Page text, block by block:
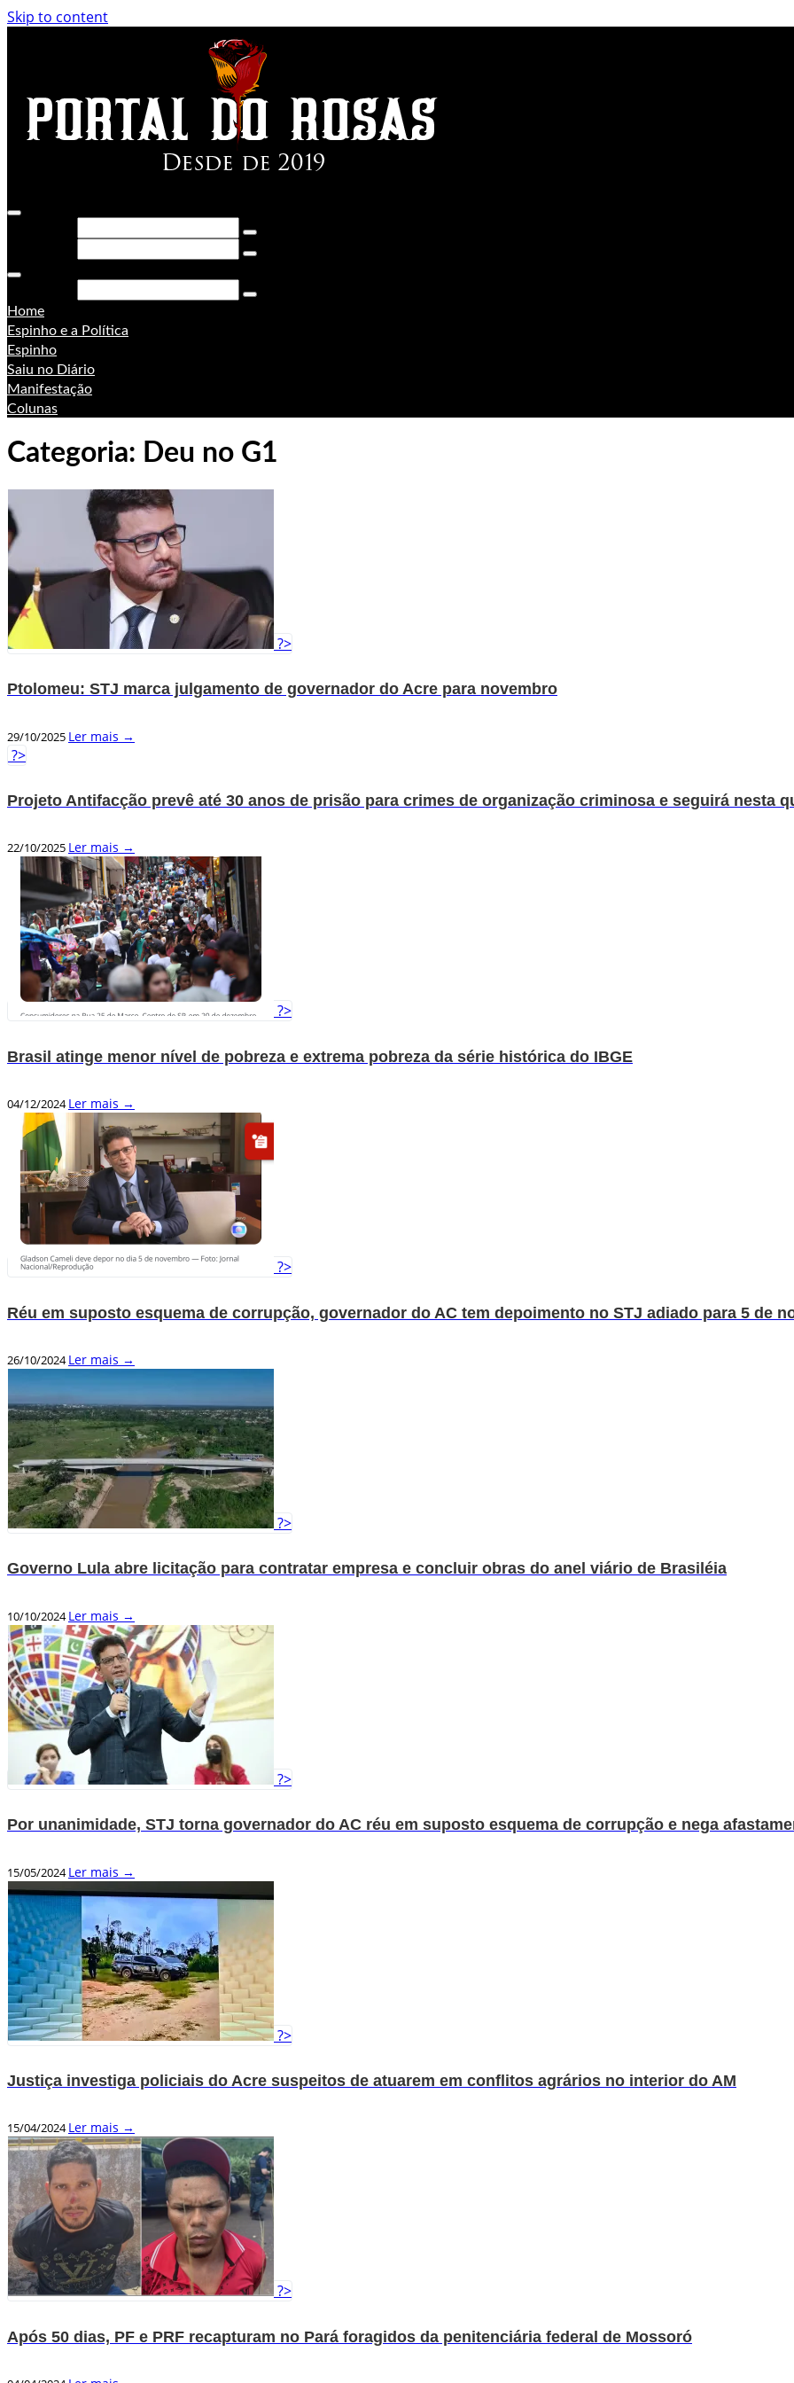
Skip to content
Home
Espinho e a Política
Espinho
Saiu no Diário
Manifestação
Colunas
Categoria: Deu no G1
?>
Ptolomeu: STJ marca julgamento de governador do Acre para novembro
29/10/2025 Ler mais →
?>
Projeto Antifacção prevê até 30 anos de prisão para crimes de organização criminosa e seguirá nesta
22/10/2025 Ler mais →
?>
Brasil atinge menor nível de pobreza e extrema pobreza da série histórica do IBGE
04/12/2024Ler mais →
?>
Réu em suposto esquema de corrupção, governador do AC tem depoimento no STJ adiado para 5 de
26/10/2024Ler mais →
?>
Governo Lula abre licitação para contratar empresa e concluir obras do anel viário de Brasiléia
10/10/2024Ler mais →
?>
Por unanimidade, STJ torna governador do AC réu em suposto esquema de corrupção e nega
15/05/2024Ler mais →
?>
Justiça investiga policiais do Acre suspeitos de atuarem em conflitos agrários no interior do AM
15/04/2024Ler mais →
?>
Após 50 dias, PF e PRF recapturam no Pará foragidos da penitenciária federal de Mossoró